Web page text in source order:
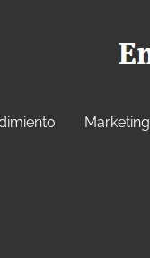
Marketing